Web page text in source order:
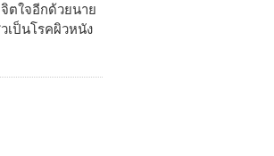
ตใจอีกด้วยนาย
เป็นโรคผิวหนัง